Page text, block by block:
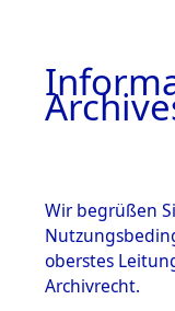
Wir begrüßen
oberstes
Archivrecht.